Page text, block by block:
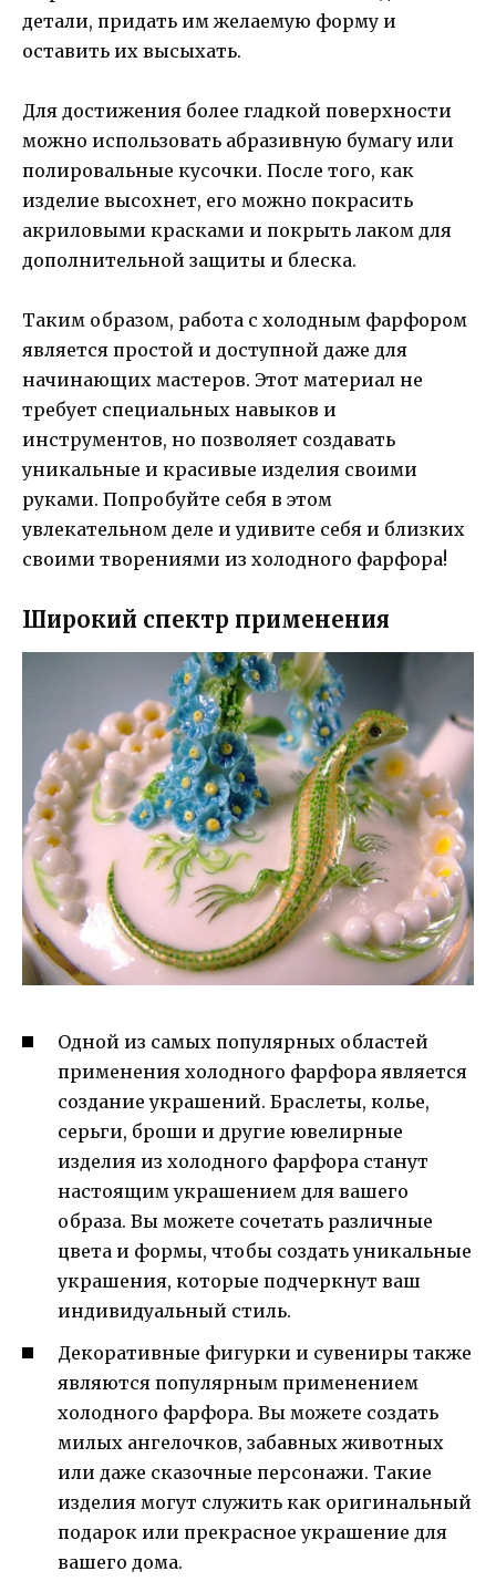
детали, придать им желаемую форму и
оставить их высыхать.
Для достижения более гладкой поверхности
можно использовать абразивную бумагу или
полировальные кусочки. После того, как
изделие высохнет, его можно покрасить
акриловыми красками и покрыть лаком для
дополнительной защиты и блеска.
Таким образом, работа с холодным фарфором
является простой и доступной даже для
начинающих мастеров. Этот материал не
требует специальных навыков и
инструментов, но позволяет создавать
уникальные и красивые изделия своими
руками. Попробуйте себя в этом
увлекательном деле и удивите себя и близких
своими творениями из холодного фарфора!
Широкий спектр применения
Одной из самых популярных областей
применения холодного фарфора является
создание украшений. Браслеты, колье,
серьги, броши и другие ювелирные
изделия из холодного фарфора станут
настоящим украшением для вашего
образа. Вы можете сочетать различные
цвета и формы, чтобы создать уникальные
украшения, которые подчеркнут ваш
индивидуальный стиль.
Декоративные фигурки и сувениры также
являются популярным применением
холодного фарфора. Вы можете создать
милых ангелочков, забавных животных
или даже сказочные персонажи. Такие
изделия могут служить как оригинальный
подарок или прекрасное украшение для
вашего дома.